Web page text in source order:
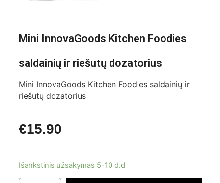
Mini InnovaGoods Kitchen Foodies
saldainių ir riešutų dozatorius
Mini InnovaGoods Kitchen Foodies saldainių ir
riešutų dozatorius
€15.90
Išankstinis užsakymas 5-10 d.d